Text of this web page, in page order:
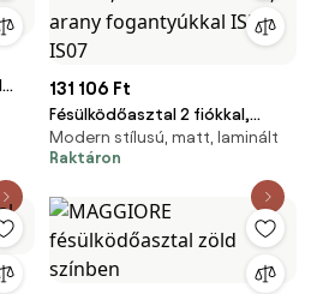
131 106 Ft
Fésülködőasztal 2 fiókkal,
füstzöld színben, arany
fogantyúkkal ISEO IS07
Modern stílusú, matt, laminált
Raktáron